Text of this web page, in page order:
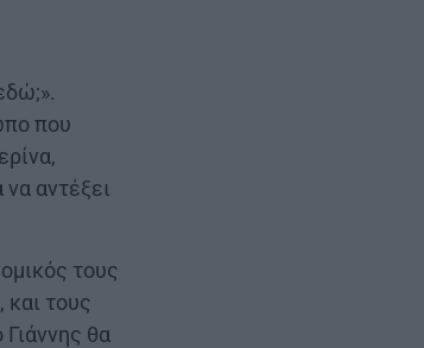
που
αντέξει
τους
και τους
θα